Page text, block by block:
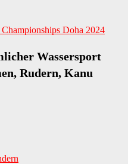
Doha 2024
Wassersport
Rudern, Kanu